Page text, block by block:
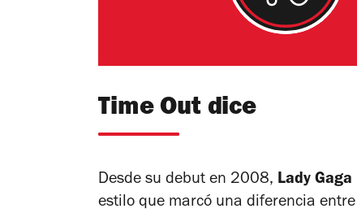
Time Out dice
Desde su debut en 2008, Lady Gaga
estilo que marcó una diferencia